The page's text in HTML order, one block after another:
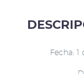
Fecha: